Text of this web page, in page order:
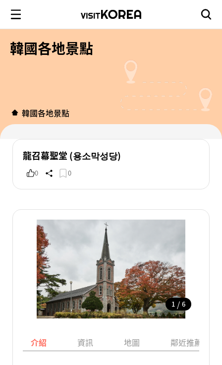
韓國各地景點
韓國各地景點
龍召幕聖堂 (용소막성당)
0 0
1 / 6
介紹 資訊 地圖 鄰近推薦景點